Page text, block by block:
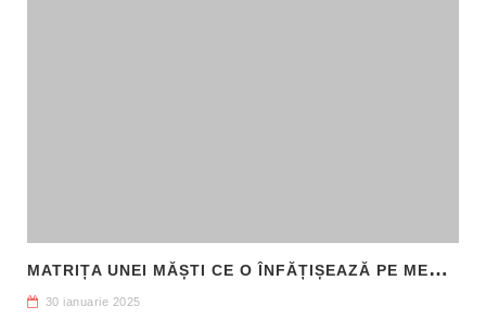
M
ATRIȚA UNEI MĂȘTI CE O ÎNFĂȚIȘEAZĂ PE MEDUSA, DESCOPERITĂ ÎN SICILIA
30 ianuarie 2025